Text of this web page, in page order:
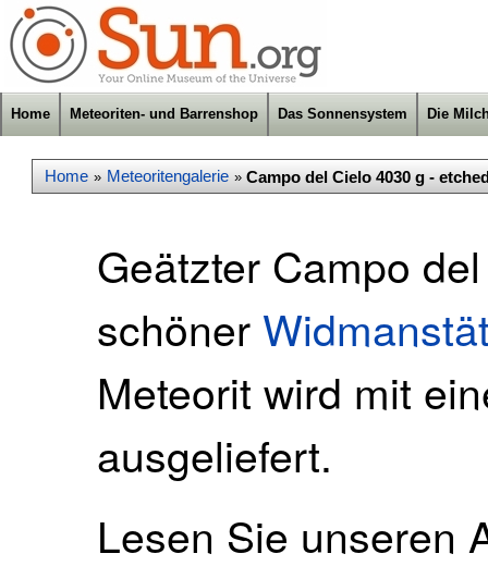
Home Meteoriten- und Barrenshop Das Sonnensystem Die
Home » Meteoritengalerie » Campo del Cielo 4030 g -
Geätzter Campo
schöner
Meteorit wird mit
ausgeliefert.
Lesen Sie unseren